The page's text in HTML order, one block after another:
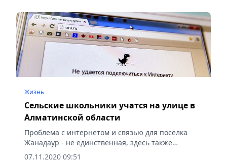
Жизнь
Сельские школьники учатся на улице в
Алматинской области
Проблема с интернетом и связью для поселка
Жанадаур - не единственная, здесь также
проблемы с водой, электричеством и газом.
07.11.2020 09:51